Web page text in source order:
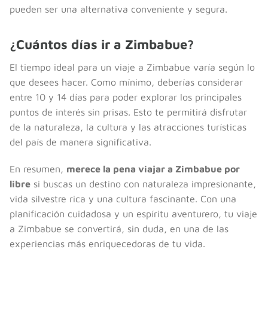
pueden ser una alternativa conveniente y segura.
¿Cuántos días ir a Zimbabue?
El tiempo ideal para un viaje a Zimbabue varía según lo
que desees hacer. Como mínimo, deberías considerar
entre 10 y 14 días para poder explorar los principales
puntos de interés sin prisas. Esto te permitirá disfrutar
de la naturaleza, la cultura y las atracciones turísticas
del país de manera significativa.
En resumen, merece la pena viajar a Zimbabue por
libre si buscas un destino con naturaleza impresionante,
vida silvestre rica y una cultura fascinante. Con una
planificación cuidadosa y un espíritu aventurero, tu viaje
a Zimbabue se convertirá, sin duda, en una de las
experiencias más enriquecedoras de tu vida.